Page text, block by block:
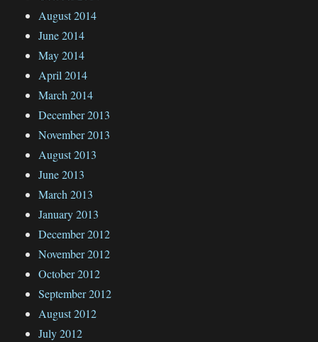
August 2014
June 2014
May 2014
April 2014
March 2014
December 2013
November 2013
August 2013
June 2013
March 2013
January 2013
December 2012
November 2012
October 2012
September 2012
August 2012
July 2012